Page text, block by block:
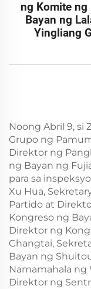
ng Komite
Bayan ng
Yingliang
Noong Abril 9, si
Grupo ng
Direktor ng
ng Bayan ng
para sa
Xu Hua,
Partido at
Kongreso ng
Direktor ng
Changtai,
Bayan ng
Namamahala ng
Direktor ng